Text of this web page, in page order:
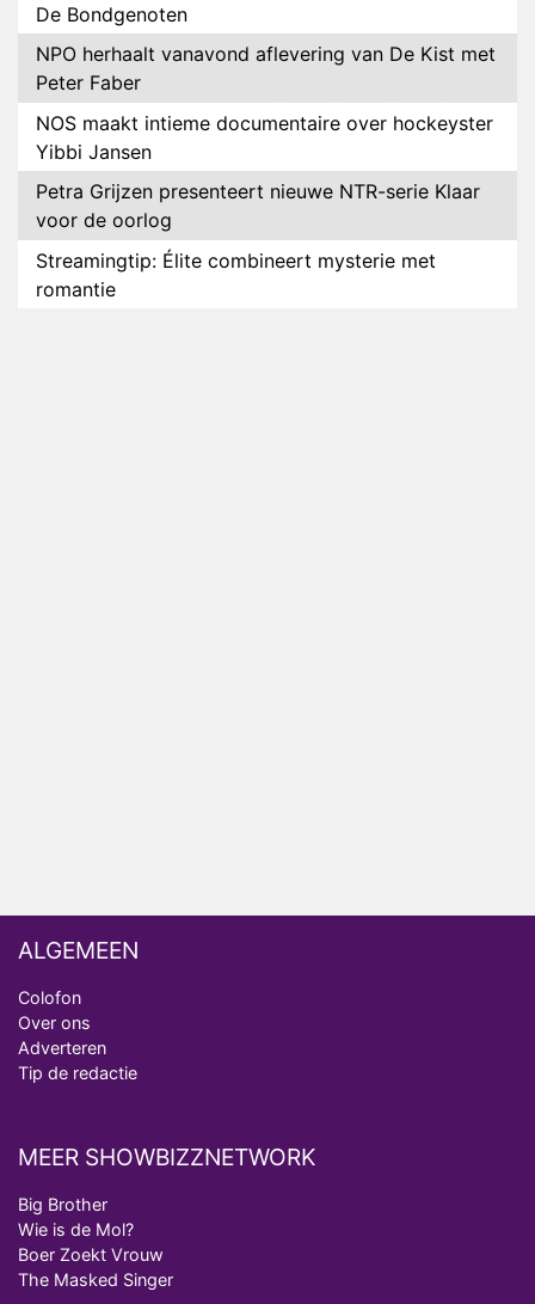
De Bondgenoten
NPO herhaalt vanavond aflevering van De Kist met
Peter Faber
NOS maakt intieme documentaire over hockeyster
Yibbi Jansen
Petra Grijzen presenteert nieuwe NTR-serie Klaar
voor de oorlog
Streamingtip: Élite combineert mysterie met
romantie
ALGEMEEN
Colofon
Over ons
Adverteren
Tip de redactie
MEER SHOWBIZZNETWORK
Big Brother
Wie is de Mol?
Boer Zoekt Vrouw
The Masked Singer